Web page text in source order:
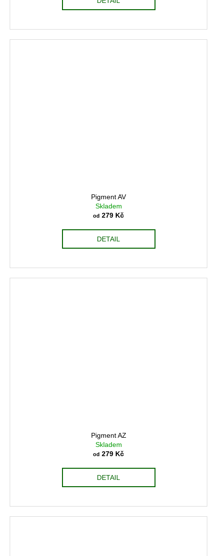
Pigment AV
Skladem
od 279 Kč
DETAIL
Pigment AZ
Skladem
od 279 Kč
DETAIL